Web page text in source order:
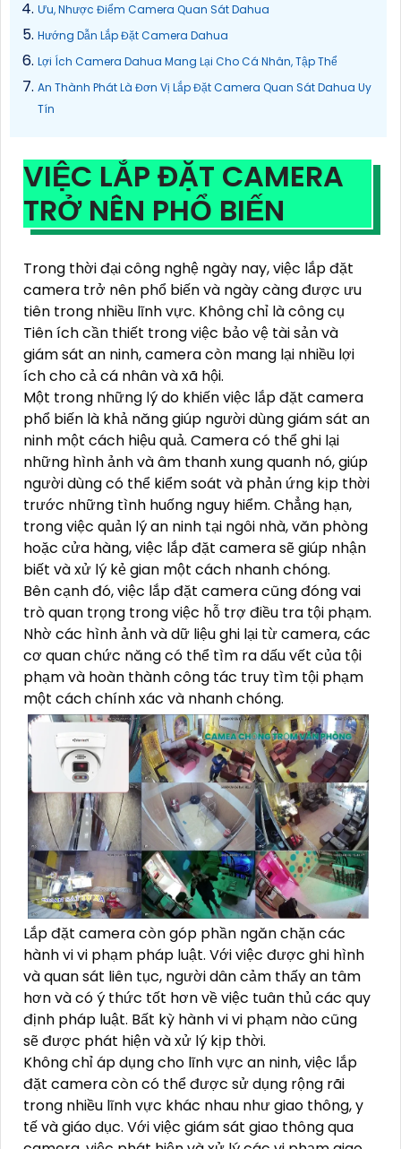
Ưu, Nhược Điểm Camera Quan Sát Dahua
Hướng Dẫn Lắp Đặt Camera Dahua
Lợi Ích Camera Dahua Mang Lại Cho Cá Nhân, Tập Thể
An Thành Phát Là Đơn Vị Lắp Đặt Camera Quan Sát Dahua Uy
Tín
VIỆC LẮP ĐẶT CAMERA
TRỞ NÊN PHỔ BIẾN
Trong thời đại công nghệ ngày nay, việc lắp đặt
camera trở nên phổ biến và ngày càng được ưu
tiên trong nhiều lĩnh vực. Không chỉ là công cụ
Tiên ích cần thiết trong việc bảo vệ tài sản và
giám sát an ninh, camera còn mang lại nhiều lợi
ích cho cả cá nhân và xã hội.
Một trong những lý do khiến việc lắp đặt camera
phổ biến là khả năng giúp người dùng giám sát an
ninh một cách hiệu quả. Camera có thể ghi lại
những hình ảnh và âm thanh xung quanh nó, giúp
người dùng có thể kiểm soát và phản ứng kịp thời
trước những tình huống nguy hiểm. Chẳng hạn,
trong việc quản lý an ninh tại ngôi nhà, văn phòng
hoặc cửa hàng, việc lắp đặt camera sẽ giúp nhận
biết và xử lý kẻ gian một cách nhanh chóng.
Bên cạnh đó, việc lắp đặt camera cũng đóng vai
trò quan trọng trong việc hỗ trợ điều tra tội phạm.
Nhờ các hình ảnh và dữ liệu ghi lại từ camera, các
cơ quan chức năng có thể tìm ra dấu vết của tội
phạm và hoàn thành công tác truy tìm tội phạm
một cách chính xác và nhanh chóng.
Lắp đặt camera còn góp phần ngăn chặn các
hành vi vi phạm pháp luật. Với việc được ghi hình
và quan sát liên tục, người dân cảm thấy an tâm
hơn và có ý thức tốt hơn về việc tuân thủ các quy
định pháp luật. Bất kỳ hành vi vi phạm nào cũng
sẽ được phát hiện và xử lý kịp thời.
Không chỉ áp dụng cho lĩnh vực an ninh, việc lắp
đặt camera còn có thể được sử dụng rộng rãi
trong nhiều lĩnh vực khác nhau như giao thông, y
tế và giáo dục. Với việc giám sát giao thông qua